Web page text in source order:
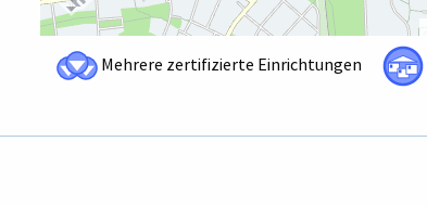
Mehrere zertifizierte Einrichtungen